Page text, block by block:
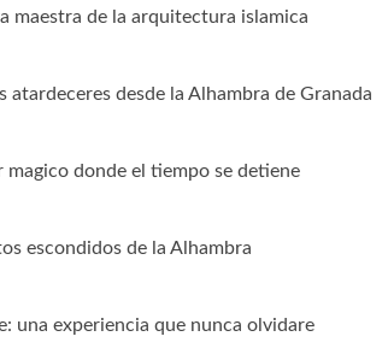
maestra de la arquitectura islamica
atardeceres desde la Alhambra de Granada
magico donde el tiempo se detiene
escondidos de la Alhambra
una experiencia que nunca olvidare